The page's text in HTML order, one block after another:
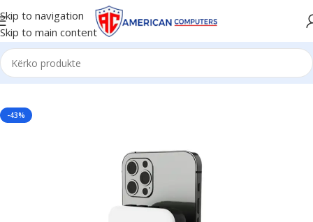
Skip to navigation
Skip to main content
Kreu/Aksesorë/Aksesor
-43%